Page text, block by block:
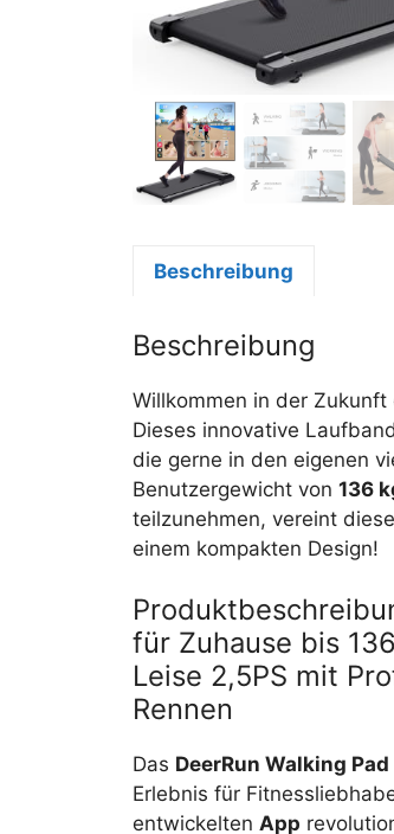
Beschreibung
Beschreibung
Willkommen in der
Dieses innovative
die gerne in den eigenen
Benutzergewicht von 136
teilzunehmen, vereint
einem kompakten Design!
für Zuhause bis
Leise 2,5PS mit
Rennen
Das DeerRun Walking
Erlebnis für
entwickelten App